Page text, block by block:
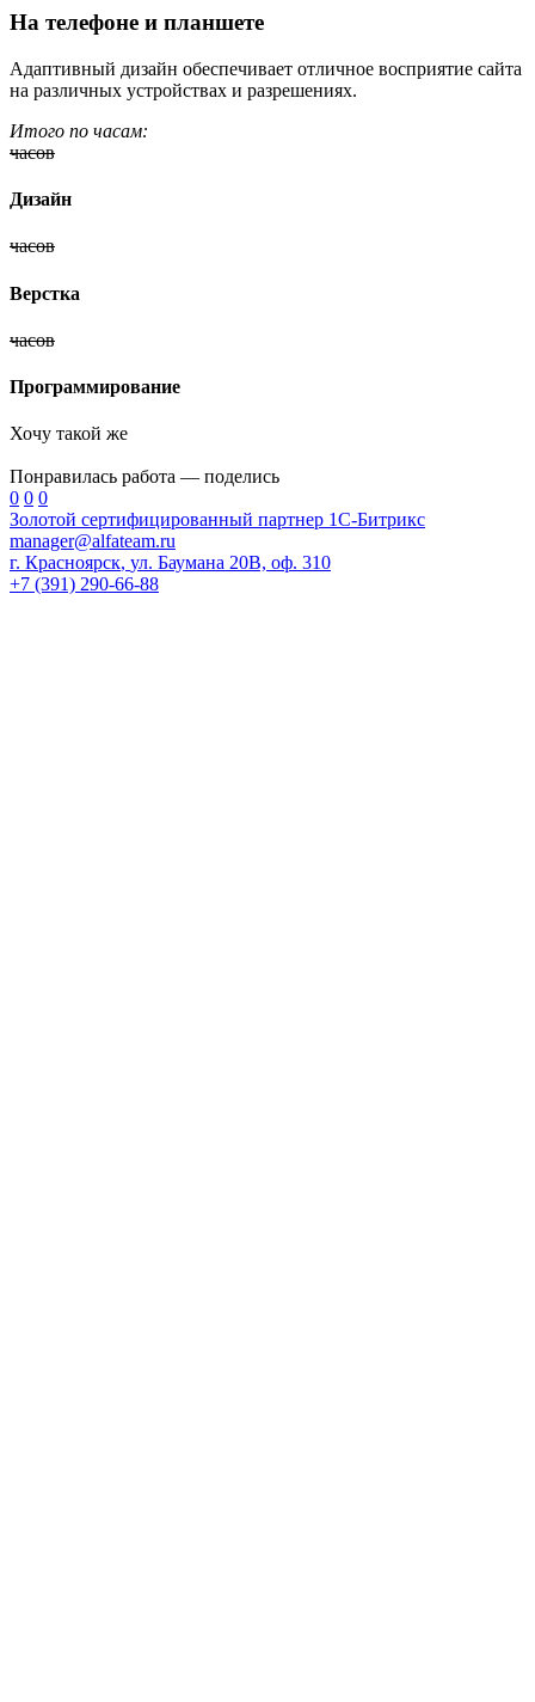
На телефоне и планшете
Адаптивный дизайн обеспечивает отличное восприятие сайта
на различных устройствах и разрешениях.
Итого по часам:
часов
Дизайн
часов
Верстка
часов
Программирование
Хочу такой же
Понравилась работа — поделись
0 0 0
Золотой сертифицированный партнер 1С-Битрикс
manager@alfateam.ru
г. Красноярск, ул. Баумана 20В, оф. 310
+7 (391) 290-66-88